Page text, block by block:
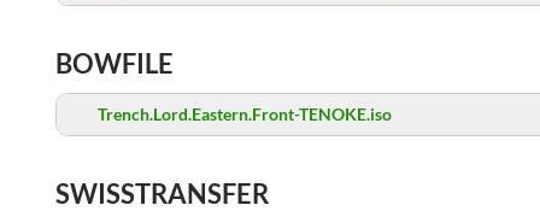
BOWFILE
Trench.Lord.Eastern.Front-TENOKE.iso
SWISSTRANSFER